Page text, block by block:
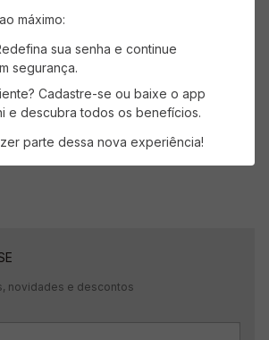
escrever uma avaliação.
novidades e descontos
máximo:
sua senha e continue
segurança.
Cadastre-se ou baixe o app
e descubra todos os benefícios.
parte dessa nova experiência!